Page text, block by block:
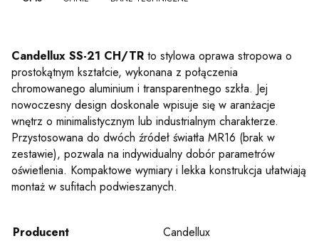
Candellux SS-21 CH/TR to stylowa oprawa stropowa o
prostokątnym kształcie, wykonana z połączenia
chromowanego aluminium i transparentnego szkła. Jej
nowoczesny design doskonale wpisuje się w aranżacje
wnętrz o minimalistycznym lub industrialnym charakterze.
Przystosowana do dwóch źródeł światła MR16 (brak w
zestawie), pozwala na indywidualny dobór parametrów
oświetlenia. Kompaktowe wymiary i lekka konstrukcja ułatwiają
montaż w sufitach podwieszanych.
Producent
Candellux